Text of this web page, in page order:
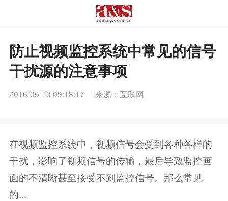
防止视频监控系统中常见的信号
干扰源的注意事项
2016-05-10 09:18:17 来源：互联网
在视频监控系统中，视频信号会受到各种各样的
干扰，影响了视频信号的传输，最后导致监控画
面的不清晰甚至接受不到监控信号。那么常见
的...